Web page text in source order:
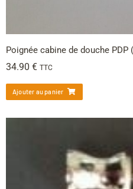
Poignée cabine de douche PDP
34.90 € TTC
Ajouter au panier